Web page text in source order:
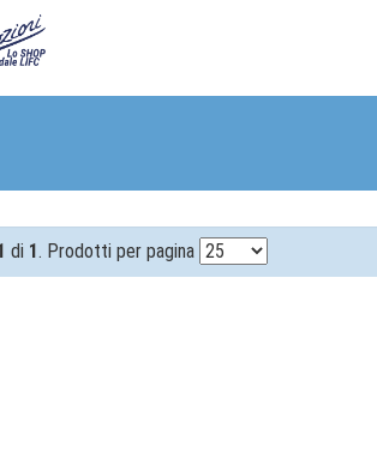
di 1. Prodotti per pagina